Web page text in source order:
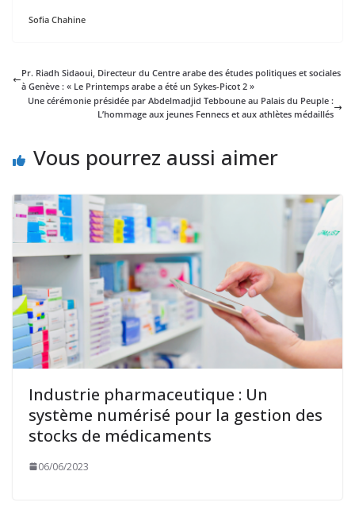
Sofia Chahine
Pr. Riadh Sidaoui, Directeur du Centre arabe des études politiques et sociales
à Genève : « Le Printemps arabe a été un Sykes-Picot 2 »
Une cérémonie présidée par Abdelmadjid Tebboune au Palais du Peuple :
L’hommage aux jeunes Fennecs et aux athlètes médaillés
Vous pourrez aussi aimer
Industrie pharmaceutique : Un
système numérisé pour la gestion des
stocks de médicaments
06/06/2023